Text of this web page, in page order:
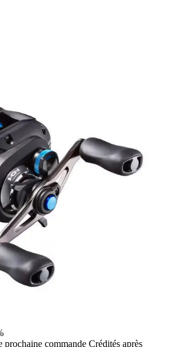
prochaine commande Crédités après